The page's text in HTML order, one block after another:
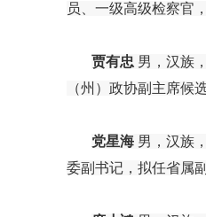
员、一级高级检察官
贾有忠 男，汉族，
（州）政协副主席候
党星海 男，汉族
委副书记，拟任省属